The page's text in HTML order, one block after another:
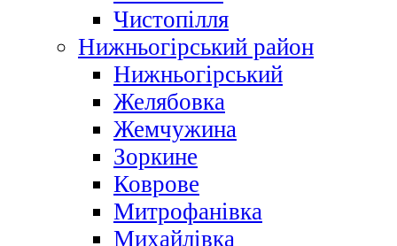
Чистопілля
Нижньогірський район
Нижньогірський
Желябовка
Жемчужина
Зоркине
Коврове
Митрофанівка
Михайлівка